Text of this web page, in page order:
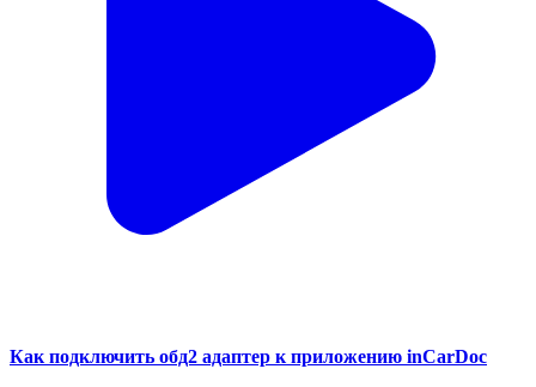
Как подключить обд2 адаптер к приложению inCarDoc